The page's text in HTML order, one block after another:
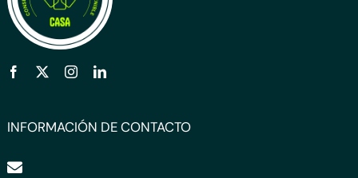
INFORMACIÓN DE CONTACTO